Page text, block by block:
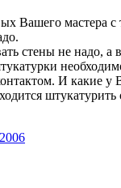
Вашего мастера с
стены не надо, а
И какие у
штукатурить